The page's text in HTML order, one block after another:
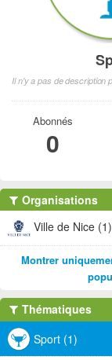
Il n'y a pas de description
Abonnés
0
Organisations
Ville de Nice (1)
Montrer
Thématiques
Sport (1)